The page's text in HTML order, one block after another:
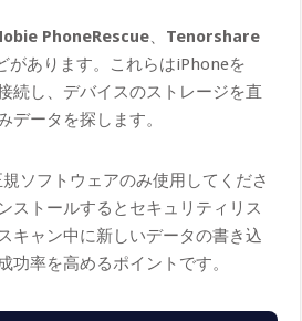
PhoneRescue、 Tenorshare
があります。これらはiPhoneを
続し、デバイスのストレージを直
データを探します。
規ソフトウェアのみ使用してくださ
ストールするとセキュリティリス
キャン中に新しいデータの書き込
功率を高めるポイントです。